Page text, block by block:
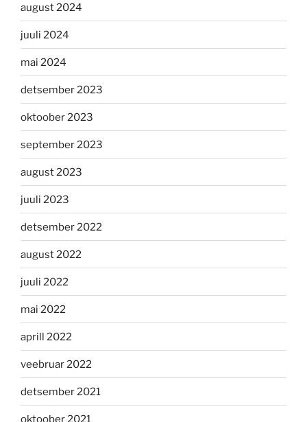
august 2024
juuli 2024
mai 2024
detsember 2023
oktoober 2023
september 2023
august 2023
juuli 2023
detsember 2022
august 2022
juuli 2022
mai 2022
aprill 2022
veebruar 2022
detsember 2021
oktoober 2021